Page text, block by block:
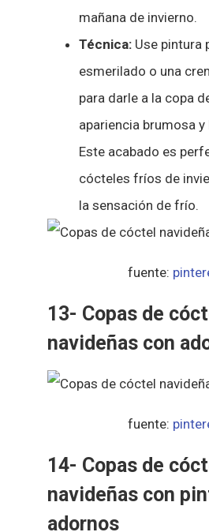
mañana de invierno.
Técnica: Use pintura
esmerilado o una
para darle a la copa
apariencia brumosa y
Este acabado es
cócteles fríos de
la sensación de frío.
fuente:
13- Copas de
navideñas con
fuente:
14- Copas de
navideñas con
adornos